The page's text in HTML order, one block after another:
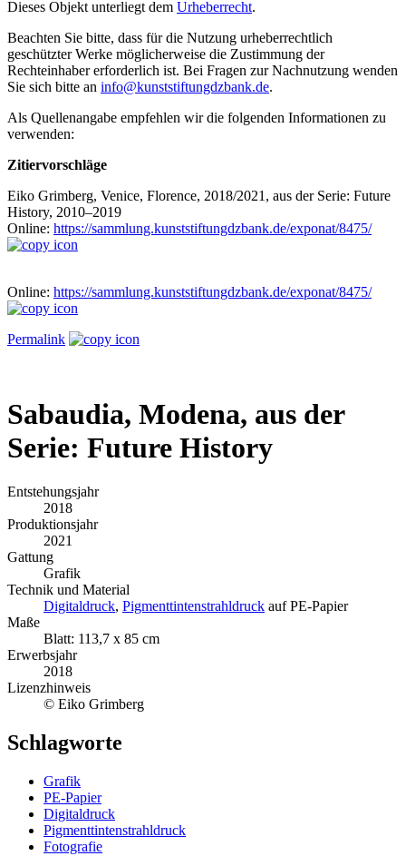
Dieses Objekt unterliegt dem Urheberrecht.
Beachten Sie bitte, dass für die Nutzung urheberrechtlich
geschützter Werke möglicherweise die Zustimmung der
Rechteinhaber erforderlich ist. Bei Fragen zur Nachnutzung wenden
Sie sich bitte an info@kunststiftungdzbank.de.
Als Quellenangabe empfehlen wir die folgenden Informationen zu
verwenden:
Zitiervorschläge
Eiko Grimberg, Venice, Florence, 2018/2021, aus der Serie: Future
History, 2010–2019
Online: https://sammlung.kunststiftungdzbank.de/exponat/8475/
Online: https://sammlung.kunststiftungdzbank.de/exponat/8475/
Permalink
Sabaudia, Modena, aus der
Serie: Future History
Entstehungsjahr
2018
Produktionsjahr
2021
Gattung
Grafik
Technik und Material
Digitaldruck, Pigmenttintenstrahldruck auf PE-Papier
Maße
Blatt: 113,7 x 85 cm
Erwerbsjahr
2018
Lizenzhinweis
© Eiko Grimberg
Schlagworte
Grafik
PE-Papier
Digitaldruck
Pigmenttintenstrahldruck
Fotografie